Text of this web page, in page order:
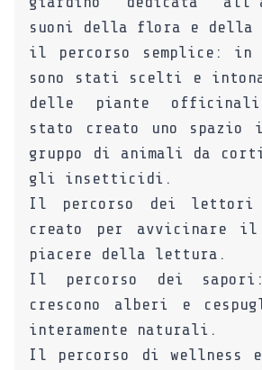
suoni della flora e della
il percorso semplice: in
sono stati scelti e
delle piante
stato creato uno spazio
gruppo di animali da
gli insetticidi.
Il percorso dei lettori
creato per avvicinare
piacere della lettura.
Il percorso dei
crescono alberi e
interamente naturali.
Il percorso di wellness